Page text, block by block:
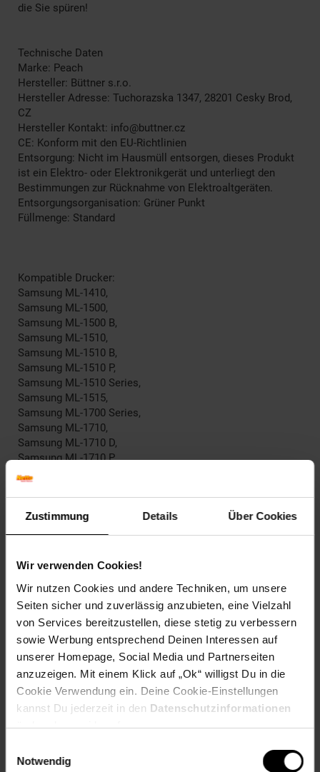
Zustimmung Details Über Cookies
Wir verwenden Cookies!
Wir nutzen Cookies und andere Techniken, um unsere
Seiten sicher und zuverlässig anzubieten, eine Vielzahl
von Services bereitzustellen, diese stetig zu verbessern
sowie Werbung entsprechend Deinen Interessen auf
unserer Homepage, Social Media und Partnerseiten
anzuzeigen. Mit einem Klick auf „Ok“ willigst Du in die
Cookie Verwendung ein. Deine Cookie-Einstellungen
kannst Du jederzeit in den Datenschutzinformationen
ändern bzw. widerrufen.
Notwendig
die Sie spüren!
Technische Daten
Marke: Peach
Hersteller: Büttner s.r.o.
Hersteller Adresse: Tuchorazska 1347, 28201 Cesky Brod,
CZ
Hersteller Kontakt: info@buttner.cz
CE: Konform mit den EU-Richtlinien
Entsorgung: Nicht im Hausmüll entsorgen, dieses Produkt
ist ein Elektro- oder Elektronikgerät und unterliegt den
Bestimmungen zur Rücknahme von Elektroaltgeräten.
Entsorgungsorganisation: Grüner Punkt
Füllmenge: Standard
Kompatible Drucker:
Samsung ML-1410,
Samsung ML-1500,
Samsung ML-1500 B,
Samsung ML-1510,
Samsung ML-1510 B,
Samsung ML-1510 P,
Samsung ML-1510 Series,
Samsung ML-1515,
Samsung ML-1700 Series,
Samsung ML-1710,
Samsung ML-1710 D,
Samsung ML-1710 P,
Samsung ML-1710 PD,
Samsung ML-1730,
Samsung ML-1740,
Samsung ML-1750,
Samsung ML-1755,
Samsung ML-1757,
Samsung ML-1760 G
EAR_Kategorie: 5_Kleingeräte
EAR_Marke: Peach
Elektroprodukt: Ja
Kapazität in Seiten: 3000
OEM Artikelnummer: ML-1710D3/ELS
Wiederaufbereitet: Wiederaufbereitetes Produkt